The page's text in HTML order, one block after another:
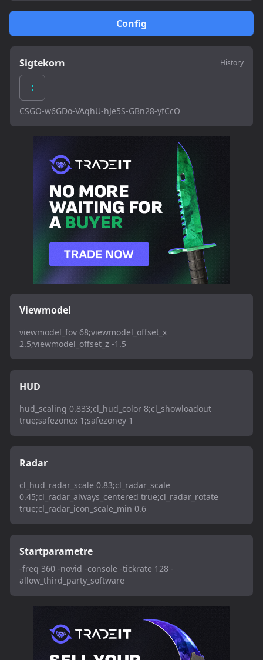
Config
Sigtekorn History
CSGO-w6GDo-VAqhU-hJe5S-GBn28-yfCcO
Viewmodel
viewmodel_fov 68;viewmodel_offset_x
2.5;viewmodel_offset_z -1.5
HUD
hud_scaling 0.833;cl_hud_color 8;cl_showloadout
true;safezonex 1;safezoney 1
Radar
cl_hud_radar_scale 0.83;cl_radar_scale
0.45;cl_radar_always_centered true;cl_radar_rotate
true;cl_radar_icon_scale_min 0.6
Startparametre
-freq 360 -novid -console -tickrate 128 -
allow_third_party_software